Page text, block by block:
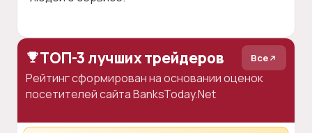
ТОП-3 лучших трейдеров Все
Рейтинг сформирован на основании оценок
посетителей сайта BanksToday.Net